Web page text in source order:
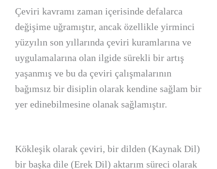
Çeviri kavramı zaman içerisinde defalarca
değişime uğramıştır, ancak özellikle yirminci
yüzyılın son yıllarında çeviri kuramlarına ve
uygulamalarına olan ilgide sürekli bir artış
yaşanmış ve bu da çeviri çalışmalarının
bağımsız bir disiplin olarak kendine sağlam bir
yer edinebilmesine olanak sağlamıştır.
Kökleşik olarak çeviri, bir dilden (Kaynak Dil)
bir başka dile (Erek Dil) aktarım süreci olarak